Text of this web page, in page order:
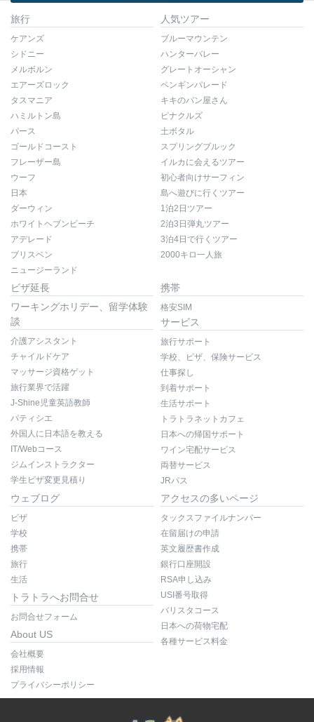
旅行
ケアンズ
シドニー
メルボルン
エアーズロック
タスマニア
ハミルトン島
パース
ゴールドコースト
フレーザー島
ウーフ
日本
ダーウィン
ホワイトヘブンビーチ
アデレード
ブリスベン
ニュージーランド
人気ツアー
ブルーマウンテン
ハンターバレー
グレートオーシャン
ペンギンパレード
キキのパン屋さん
ピナクルズ
土ボタル
スプリングブルック
イルカに会えるツアー
初心者向けサーフィン
島へ遊びに行くツアー
1泊2日ツアー
2泊3日弾丸ツアー
3泊4日で行くツアー
2000キロ一人旅
ビザ延長
ワーキングホリデー、留学体験
談
介護アシスタント
チャイルドケア
マッサージ資格ゲット
旅行業界で活躍
J-Shine児童英語教師
パティシエ
外国人に日本語を教える
IT/Webコース
ジムインストラクター
学生ビザ変更見積り
携帯
格安SIM
サービス
旅行サポート
学校、ビザ、保険サービス
仕事探し
到着サポート
生活サポート
トラトラネットカフェ
日本への帰国サポート
ワイン宅配サービス
両替サービス
JRパス
ウェブログ
ビザ
学校
携帯
旅行
生活
トラトラへお問合せ
お問合せフォーム
About US
会社概要
採用情報
プライバシーポリシー
アクセスの多いページ
タックスファイルナンバー
在留届けの申請
英文履歴書作成
銀行口座開設
RSA申し込み
USI番号取得
バリスタコース
日本への荷物宅配
各種サービス料金